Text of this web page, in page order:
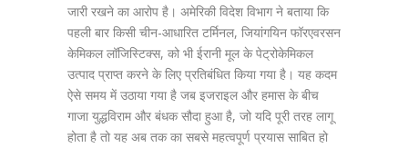
जारी रखने का आरोप है। अमेरिकी विदेश विभाग ने बताया कि
पहली बार किसी चीन-आधारित टर्मिनल, जियांगयिन फॉरएवरसन
केमिकल लॉजिस्टिक्स, को भी ईरानी मूल के पेट्रोकेमिकल
उत्पाद प्राप्त करने के लिए प्रतिबंधित किया गया है। यह कदम
ऐसे समय में उठाया गया है जब इजराइल और हमास के बीच
गाजा युद्धविराम और बंधक सौदा हुआ है, जो यदि पूरी तरह लागू
होता है तो यह अब तक का सबसे महत्वपूर्ण प्रयास साबित हो